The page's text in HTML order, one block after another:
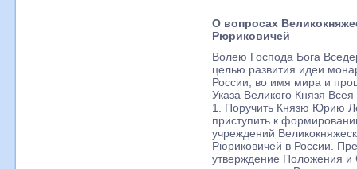
О вопросах
Рюриковичей
Волею Господа Бога
целью развития идеи
России, во имя мира и
Указа Великого Князя
1. Поручить Князю Юрию
приступить к
учреждений
Рюриковичей в России.
утверждение Положения и